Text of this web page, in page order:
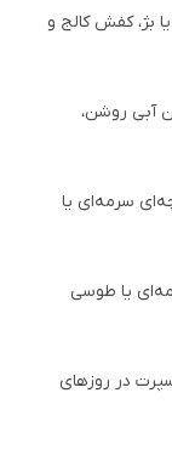
بژ، کفش کالج و
آبی روشن،
سرمه‌ای یا
یا طوسی
در روزهای